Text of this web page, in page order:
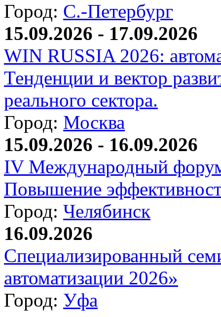
Город: С.-Петербург
15.09.2026 - 17.09.2026
WIN RUSSIA 2026:
Тенденции и вектор
реального сектора.
Город: Москва
15.09.2026 - 16.09.2026
IV Международный
Повышение
Город: Челябинск
16.09.2026
Специализированный
автоматизации 2026»
Город: Уфа